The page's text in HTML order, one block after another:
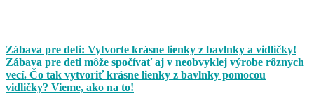
Zábava pre deti: Vytvorte krásne lienky z bavlnky a vidličky!
Zábava pre deti môže spočívať aj v neobvyklej výrobe rôznych
vecí. Čo tak vytvoriť krásne lienky z bavlnky pomocou
vidličky? Vieme, ako na to!